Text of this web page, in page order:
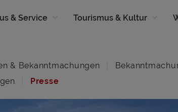
& Service Tourismus & Kultur
& Bekanntmachungen
Presse